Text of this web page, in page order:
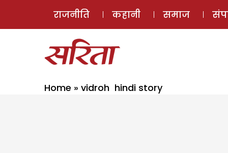
राजनीति कहानी समाज
Home » vidroh hindi story